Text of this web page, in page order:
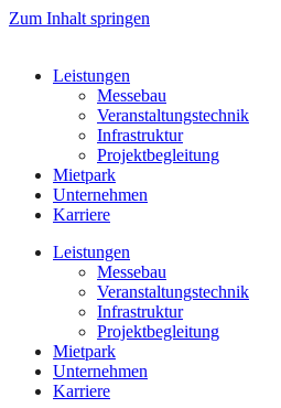
Zum Inhalt springen
Leistungen
Messebau
Veranstaltungstechnik
Infrastruktur
Projektbegleitung
Mietpark
Unternehmen
Karriere
Leistungen
Messebau
Veranstaltungstechnik
Infrastruktur
Projektbegleitung
Mietpark
Unternehmen
Karriere